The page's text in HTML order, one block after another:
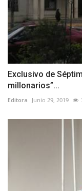
Exclusivo de
millonarios”...
Editora Junio 29, 2019